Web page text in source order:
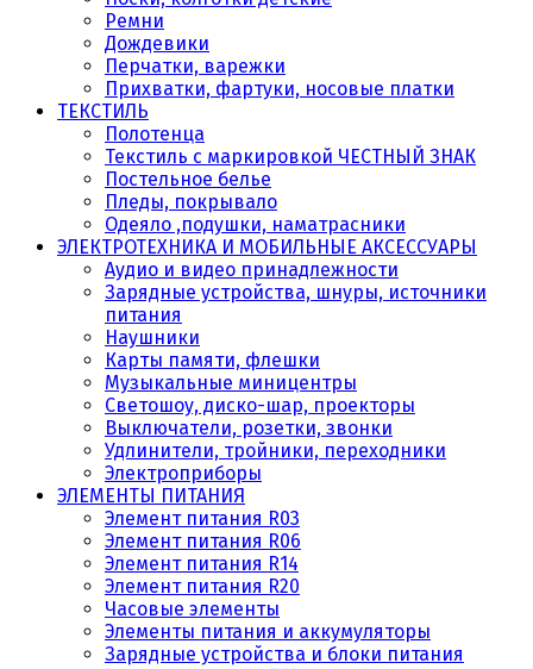
Ремни
Дождевики
Перчатки, варежки
Прихватки, фартуки, носовые платки
ТЕКСТИЛЬ
Полотенца
Текстиль с маркировкой ЧЕСТНЫЙ ЗНАК
Постельное белье
Пледы, покрывало
Одеяло ,подушки, наматрасники
ЭЛЕКТРОТЕХНИКА И МОБИЛЬНЫЕ АКСЕССУАРЫ
Аудио и видео принадлежности
Зарядные устройства, шнуры, источники
питания
Наушники
Карты памяти, флешки
Музыкальные миницентры
Светошоу, диско-шар, проекторы
Выключатели, розетки, звонки
Удлинители, тройники, переходники
Электроприборы
ЭЛЕМЕНТЫ ПИТАНИЯ
Элемент питания R03
Элемент питания R06
Элемент питания R14
Элемент питания R20
Часовые элементы
Элементы питания и аккумуляторы
Зарядные устройства и блоки питания